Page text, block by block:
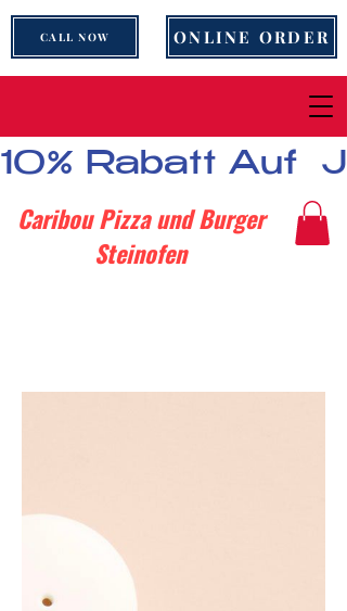
CALL NOW ONLINE ORDER
10% Rabatt Auf
Caribou Pizza und Burger
Steinofen